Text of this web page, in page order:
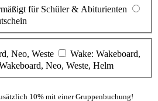
für Schüler & Abiturienten
Neo, Weste
Wake: Wakeboard,
Neo, Weste, Helm
10% mit einer Gruppenbuchung!